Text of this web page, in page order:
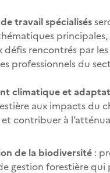
travail spécialisés
défis rencontrés par
professionnels du
climatique et
aux impacts du
contribuer à
de la biodiversité :
gestion forestière qui